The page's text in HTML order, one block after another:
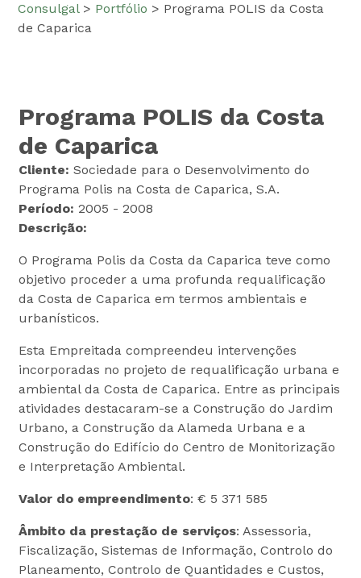
Consulgal > Portfólio > Programa POLIS da Costa
de Caparica
Programa POLIS da Costa
de Caparica
Cliente: Sociedade para o Desenvolvimento do
Programa Polis na Costa de Caparica, S.A.
Período: 2005 - 2008
Descrição:
O Programa Polis da Costa da Caparica teve como
objetivo proceder a uma profunda requalificação
da Costa de Caparica em termos ambientais e
urbanísticos.
Esta Empreitada compreendeu intervenções
incorporadas no projeto de requalificação urbana e
ambiental da Costa de Caparica. Entre as principais
atividades destacaram-se a Construção do Jardim
Urbano, a Construção da Alameda Urbana e a
Construção do Edifício do Centro de Monitorização
e Interpretação Ambiental.
Valor do empreendimento: € 5 371 585
Âmbito da prestação de serviços: Assessoria,
Fiscalização, Sistemas de Informação, Controlo do
Planeamento, Controlo de Quantidades e Custos,